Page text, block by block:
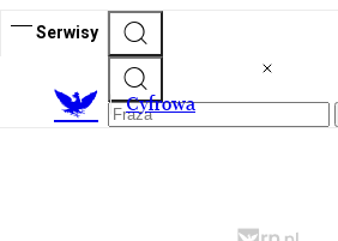
Serwisy
Cyfrowa